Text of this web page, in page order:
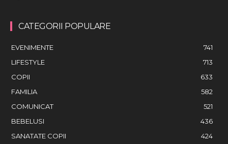
CATEGORII POPULARE
EVENIMENTE
741
LIFESTYLE
713
COPII
633
FAMILIA
582
COMUNICAT
521
BEBELUSI
436
SANATATE COPII
424